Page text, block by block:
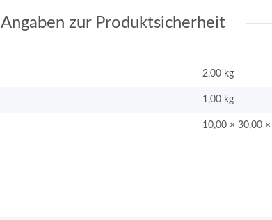
Angaben zur Produktsicherheit
2,00 kg
1,00 kg
10,00 × 30,00